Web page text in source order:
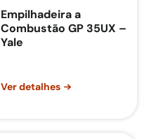
Empilhadeira a
Combustão GP 35UX –
Yale
Ver detalhes